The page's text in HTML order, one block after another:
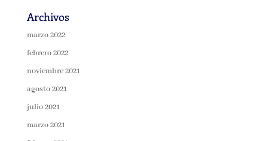
Archivos
marzo 2022
febrero 2022
noviembre 2021
agosto 2021
julio 2021
marzo 2021